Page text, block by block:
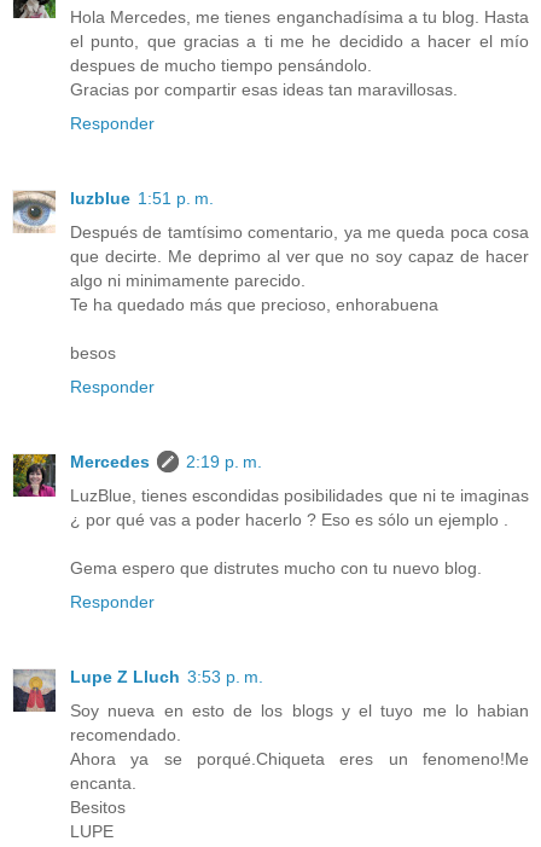
Hola Mercedes, me tienes enganchadísima a tu blog. Hasta
el punto, que gracias a ti me he decidido a hacer el mío
despues de mucho tiempo pensándolo.
Gracias por compartir esas ideas tan maravillosas.
Responder
luzblue 1:51 p. m.
Después de tamtísimo comentario, ya me queda poca cosa
que decirte. Me deprimo al ver que no soy capaz de hacer
algo ni minimamente parecido.
Te ha quedado más que precioso, enhorabuena
besos
Responder
Mercedes
2:19 p. m.
LuzBlue, tienes escondidas posibilidades que ni te imaginas
¿ por qué vas a poder hacerlo ? Eso es sólo un ejemplo .
Gema espero que distrutes mucho con tu nuevo blog.
Responder
Lupe Z Lluch 3:53 p. m.
Soy nueva en esto de los blogs y el tuyo me lo habian
recomendado.
Ahora ya se porqué.Chiqueta eres un fenomeno!Me
encanta.
Besitos
LUPE